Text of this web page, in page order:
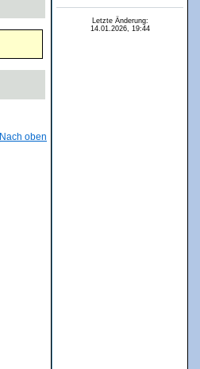
Nach oben
Letzte Änderung:
14.01.2026, 19:44